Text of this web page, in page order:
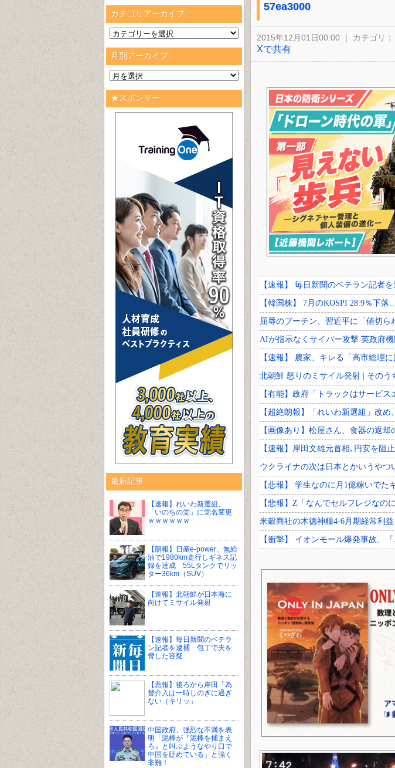
カテゴリアーカイブ
月別アーカイブ
★スポンサー
最新記事
【速報】れいわ新選組、
「いのちの党」に党名変更
ｗｗｗｗｗｗ
【朗報】日産e-power、無給
油で1980km走行しギネス記
録を達成 55Lタンクでリッ
ター36km（SUV）
【速報】北朝鮮が日本海に
向けてミサイル発射
【速報】毎日新聞のベテラ
ン記者を逮捕 包丁で夫を
脅した容疑
【悲報】後ろから岸田「為
替介入は一時しのぎに過ぎ
ない（キリッ」
中国政府、強烈な不満を表
明「泥棒が『泥棒を捕まえ
ろ』と叫ぶようなやり口で
中国を貶めている」と強く
非難！
57ea3000
2015年12月01日00:00 ｜ カテゴリ：
Xで共有